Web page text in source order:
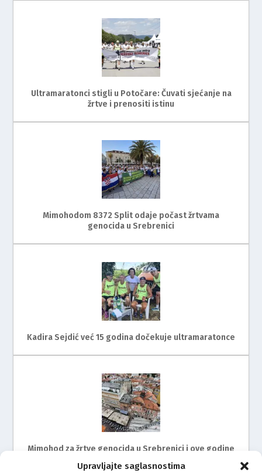
Upravljajte saglasnostima
Ultramaratonci stigli u Potočare: Čuvati sjećanje na
žrtve i prenositi istinu
Mimohodom 8372 Split odaje počast žrtvama
genocida u Srebrenici
Kadira Sejdić već 15 godina dočekuje ultramaratonce
Mimohod za žrtve genocida u Srebrenici i ove godine